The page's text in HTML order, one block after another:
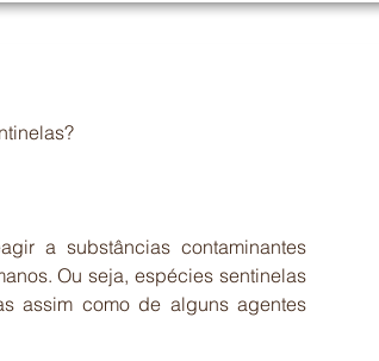
a substâncias contaminantes
Ou seja, espécies sentinelas
assim como de alguns agentes